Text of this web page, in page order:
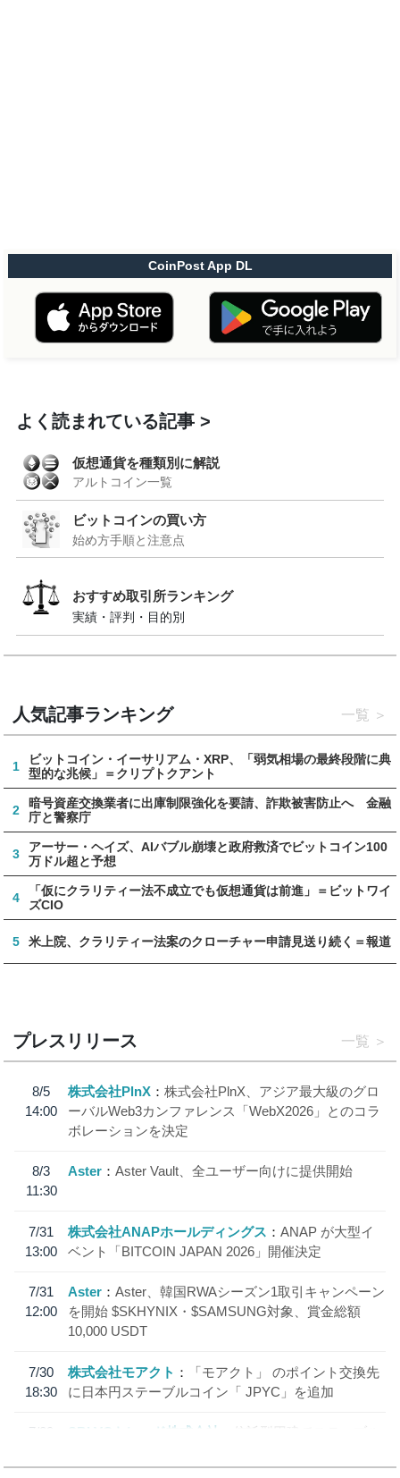
CoinPost App DL
よく読まれている記事
仮想通貨を種類別に解説
アルトコイン一覧
ビットコインの買い方
始め方手順と注意点
おすすめ取引所ランキング
実績・評判・目的別
人気記事ランキング 一覧
1
ビットコイン・イーサリアム・XRP、「弱気相場の最終段階に典
型的な兆候」＝クリプトクアント
2
暗号資産交換業者に出庫制限強化を要請、詐欺被害防止へ 金融
庁と警察庁
3
アーサー・ヘイズ、AIバブル崩壊と政府救済でビットコイン100
万ドル超と予想
4
「仮にクラリティー法不成立でも仮想通貨は前進」＝ビットワイ
ズCIO
5 米上院、クラリティー法案のクローチャー申請見送り続く＝報道
プレスリリース 一覧
8/5
14:00
株式会社PlnX
株式会社PlnX、アジア最大級のグロ
ーバルWeb3カンファレンス「WebX2026」とのコラ
ボレーションを決定
8/3
11:30
Aster Aster Vault、全ユーザー向けに提供開始
7/31
13:00
株式会社ANAPホールディングス
ANAP が大型イ
ベント「BITCOIN JAPAN 2026」開催決定
7/31
12:00
Aster
Aster、韓国RWAシーズン1取引キャンペーン
を開始 $SKHYNIX・$SAMSUNG対象、賞金総額
10,000 USDT
7/30
18:30
株式会社モアクト
「モアクト」 のポイント交換先
に日本円ステーブルコイン「 JPYC」を追加
7/29
SBI VCトレード株式会社
信託型円建てステーブル